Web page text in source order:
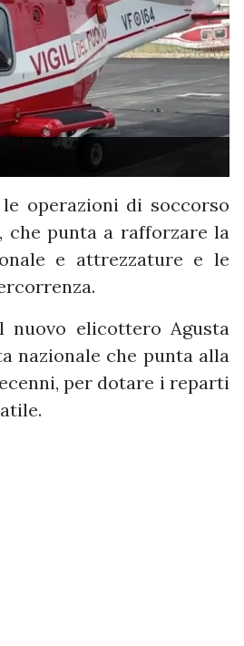
operazioni di soccorso
che punta a rafforzare la
e attrezzature e le
elicottero Agusta
nazionale che punta alla
per dotare i reparti